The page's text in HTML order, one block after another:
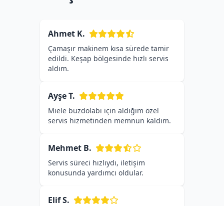
Ahmet K.
Çamaşır makinem kısa sürede tamir
edildi. Keşap bölgesinde hızlı servis
aldım.
Ayşe T.
Miele buzdolabı için aldığım özel
servis hizmetinden memnun kaldım.
Mehmet B.
Servis süreci hızlıydı, iletişim
konusunda yardımcı oldular.
Elif S.